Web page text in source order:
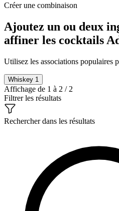
Créer une combinaison
Ajoutez un ou deux
affiner les cocktails
Utilisez les associations populaires
Whiskey 1
Affichage de 1 à 2 / 2
Filtrer les résultats
Rechercher dans les résultats